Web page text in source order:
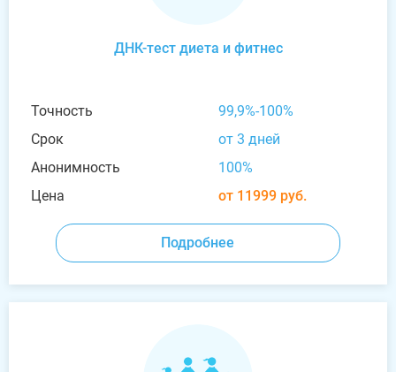
ДНК-тест диета и фитнес
Точность
99,9%-100%
Срок
от 3 дней
Анонимность
100%
Цена
от 11999 руб.
Подробнее